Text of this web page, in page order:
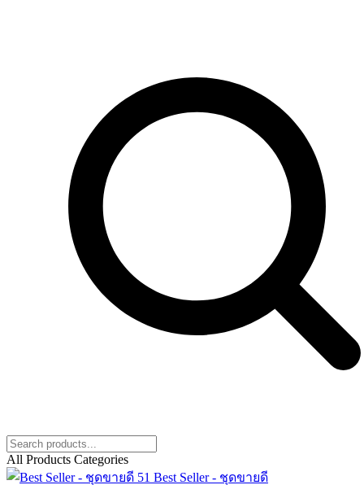
All Products Categories
51 Best Seller - ชุดขายดี